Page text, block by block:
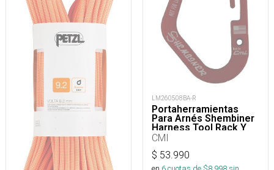
LM260508BA-R
Portaherramientas
Para Arnés Shembiner
Harness Tool Rack Y
Arborismo
CMI
$ 53.990